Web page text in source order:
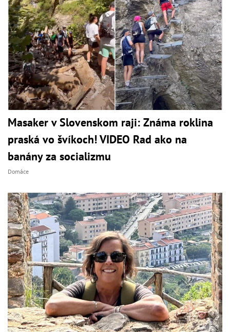
Masaker v Slovenskom raji: Známa roklina
praská vo švíkoch! VIDEO Rad ako na
banány za socializmu
Domáce